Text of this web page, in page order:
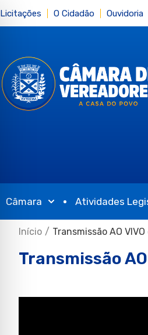
Licitações O Cidadão Ouvidoria
Câmara Atividades
Início / Transmissão AO
Transmissão